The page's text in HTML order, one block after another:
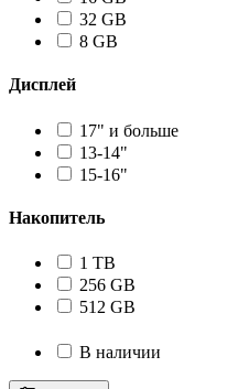
32 GB
8 GB
Дисплей
17" и больше
13-14"
15-16"
Накопитель
1 TB
256 GB
512 GB
В наличии